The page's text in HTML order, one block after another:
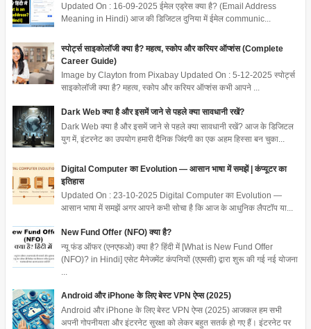
Updated On : 16-09-2025 ईमेल एड्रेस क्या है? (Email Address
Meaning in Hindi) आज की डिजिटल दुनिया में ईमेल communic...
स्पोर्ट्स साइकोलॉजी क्या है? महत्व, स्कोप और करियर ऑप्शंस (Complete
Career Guide)
Image by Clayton from Pixabay Updated On : 5-12-2025 स्पोर्ट्स
साइकोलॉजी क्या है? महत्व, स्कोप और करियर ऑप्शंस कभी आपने ...
Dark Web क्या है और इसमें जाने से पहले क्या सावधानी रखें?
Dark Web क्या है और इसमें जाने से पहले क्या सावधानी रखें? आज के डिजिटल
युग में, इंटरनेट का उपयोग हमारी दैनिक जिंदगी का एक अहम हिस्सा बन चुका...
Digital Computer का Evolution — आसान भाषा में समझें | कंप्यूटर का
इतिहास
Updated On : 23-10-2025 Digital Computer का Evolution —
आसान भाषा में समझें अगर आपने कभी सोचा है कि आज के आधुनिक लैपटॉप या...
New Fund Offer (NFO) क्या है?
न्यू फंड ऑफर (एनएफओ) क्या है? हिंदी में [What is New Fund Offer
(NFO)? in Hindi] एसेट मैनेजमेंट कंपनियों (एएमसी) द्वारा शुरू की गई नई योजना
Android और iPhone के लिए बेस्ट VPN ऐप्स (2025)
Android और iPhone के लिए बेस्ट VPN ऐप्स (2025) आजकल हम सभी
अपनी गोपनीयता और इंटरनेट सुरक्षा को लेकर बहुत सतर्क हो गए हैं। इंटरनेट पर